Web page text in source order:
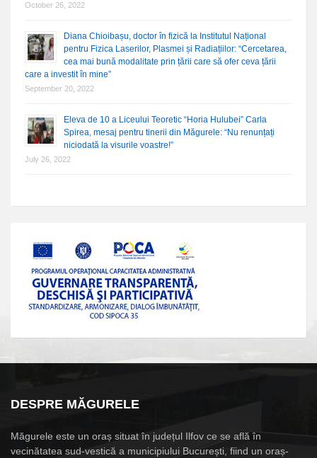
October 26, 2022
Diana Chioibașu, doctor în fizică la Institutul Național
pentru Fizica Laserilor, Plasmei și Radiațiilor: “Cercetarea,
cea mai bună modalitate prin țării care să ofer ceva țării
care a investit în mine”
September 20, 2022
Eleva de 10 a Liceului Teoretic “Horia Hulubei” Carla
Spirea, mesaj pentru tinerii din Măgurele: “Nu renunțați
niciodată la visurile voastre!”
July 26, 2022
DESPRE MĂGURELE
Măgurele este un oraș situat în județul Ilfov ce se află în
vecinătatea sud-vestică a municipiului București, fiind un oraș-